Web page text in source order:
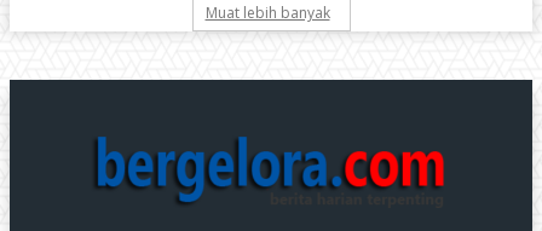
Muat lebih banyak